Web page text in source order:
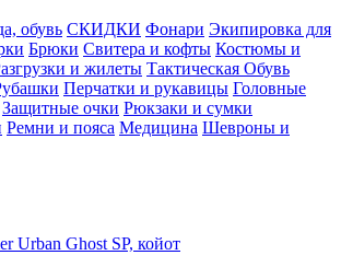
обувь СКИДКИ Фонари Экипировка для
Брюки Свитера и кофты Костюмы и
и жилеты Тактическая Обувь
Перчатки и рукавицы Головные
Защитные очки Рюкзаки и сумки
Ремни и пояса Медицина Шевроны и
Urban Ghost SP, койот